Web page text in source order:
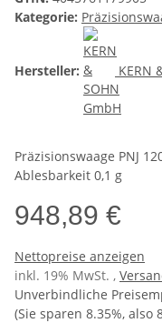
Kategorie:
Hersteller: KERN
Präzisionswaage PNJ
Ablesbarkeit 0,1 g
948,89 €
Nettopreise anzeigen
inkl. 19% MwSt. ,
Unverbindliche
(Sie sparen 8.35%, also